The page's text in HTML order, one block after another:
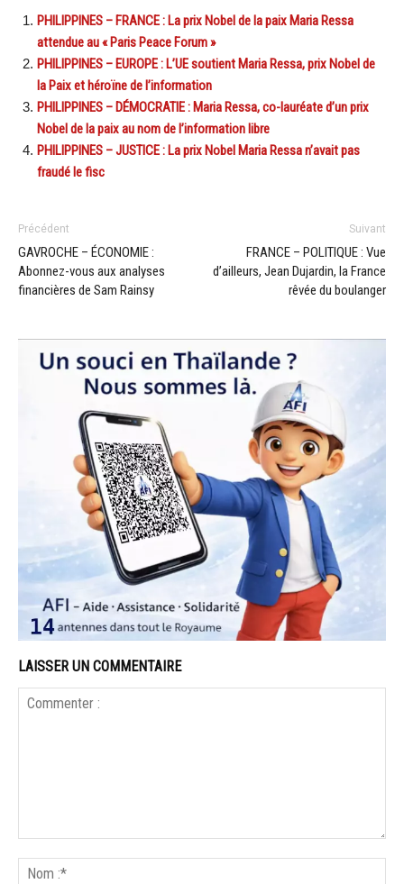
PHILIPPINES – FRANCE : La prix Nobel de la paix Maria Ressa
attendue au « Paris Peace Forum »
PHILIPPINES – EUROPE : L’UE soutient Maria Ressa, prix Nobel de
la Paix et héroïne de l’information
PHILIPPINES – DÉMOCRATIE : Maria Ressa, co-lauréate d’un prix
Nobel de la paix au nom de l’information libre
PHILIPPINES – JUSTICE : La prix Nobel Maria Ressa n’avait pas
fraudé le fisc
Précédent
GAVROCHE – ÉCONOMIE :
Abonnez-vous aux analyses
financières de Sam Rainsy
Suivant
FRANCE – POLITIQUE : Vue
d’ailleurs, Jean Dujardin, la France
rêvée du boulanger
LAISSER UN COMMENTAIRE